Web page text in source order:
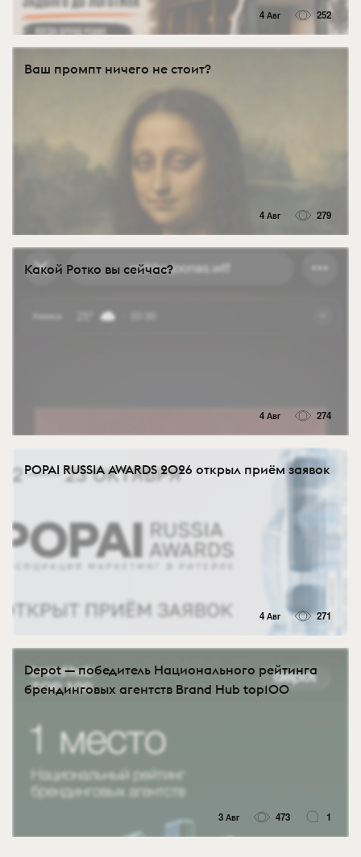
4 Авг 252
Ваш промпт ничего не стоит?
4 Авг 279
Какой Ротко вы сейчас?
4 Авг 274
POPAI RUSSIA AWARDS 2026 открыл приём заявок
4 Авг 271
Depot — победитель Национального рейтинга
брендинговых агентств Brand Hub top100
3 Авг 473 1